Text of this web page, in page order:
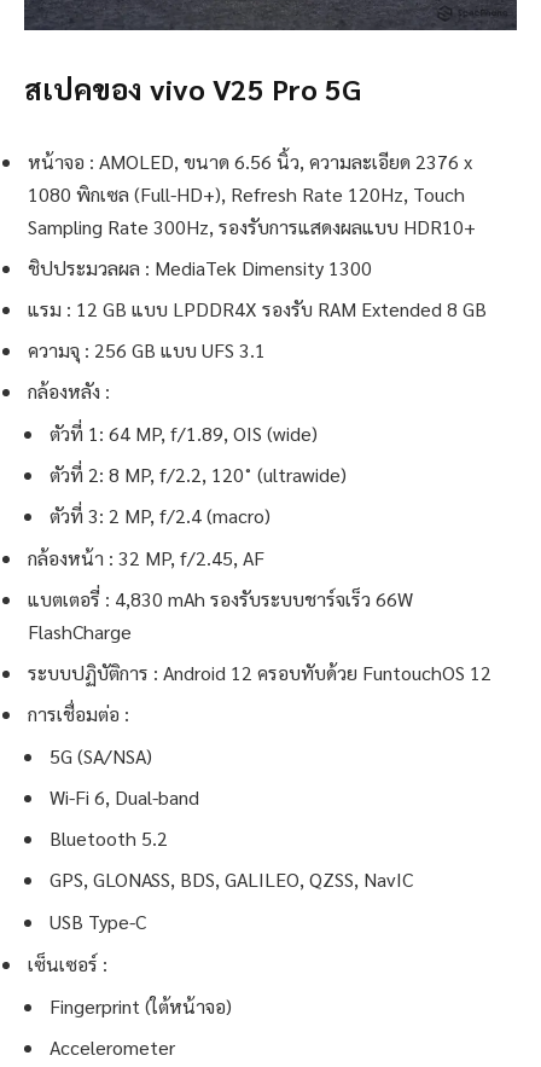
สเปคของ vivo V25 Pro 5G
หน้าจอ : AMOLED, ขนาด 6.56 นิ้ว, ความละเอียด 2376 x
1080 พิกเซล (Full-HD+), Refresh Rate 120Hz, Touch
Sampling Rate 300Hz, รองรับการแสดงผลแบบ HDR10+
ชิปประมวลผล : MediaTek Dimensity 1300
แรม : 12 GB แบบ LPDDR4X รองรับ RAM Extended 8 GB
ความจุ : 256 GB แบบ UFS 3.1
กล้องหลัง :
ตัวที่ 1: 64 MP, f/1.89, OIS (wide)
ตัวที่ 2: 8 MP, f/2.2, 120˚ (ultrawide)
ตัวที่ 3: 2 MP, f/2.4 (macro)
กล้องหน้า : 32 MP, f/2.45, AF
แบตเตอรี่ : 4,830 mAh รองรับระบบชาร์จเร็ว 66W
FlashCharge
ระบบปฏิบัติการ : Android 12 ครอบทับด้วย FuntouchOS 12
การเชื่อมต่อ :
5G (SA/NSA)
Wi-Fi 6, Dual-band
Bluetooth 5.2
GPS, GLONASS, BDS, GALILEO, QZSS, NavIC
USB Type-C
เซ็นเซอร์ :
Fingerprint (ใต้หน้าจอ)
Accelerometer